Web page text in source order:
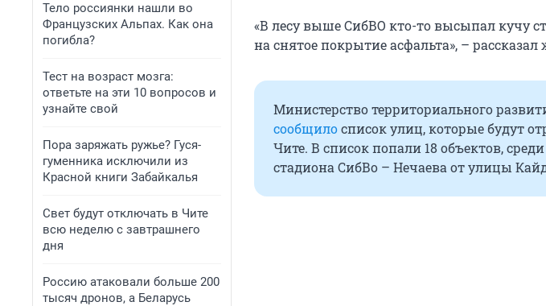
Тело россиянки нашли во
Французских Альпах. Как она
погибла?
Тест на возраст мозга:
ответьте на эти 10 вопросов и
узнайте свой
Пора заряжать ружье? Гуся-
гуменника исключили из
Красной книги Забайкалья
Свет будут отключать в Чите
всю неделю с завтрашнего
дня
Россию атаковали больше 200
тысяч дронов, а Беларусь
«В лесу выше СибВО кто-то высыпал кучу
на снятое покрытие асфальта», – рассказал
Министерство территориального
сообщилосписок улиц, которые будут
Чите. В список попали 18 объектов,
стадиона СибВо – Нечаева от улицы